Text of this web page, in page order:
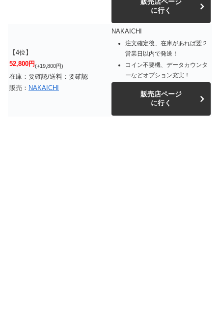
に行く
【4位】
52,800円(+19,800円)
在庫：要確認/送料：要確認
販売： NAKAICHI
NAKAICHI
注文確定後、在庫があれば翌２
営業日以内で発送！
コイン不要機、データカウンタ
ーなどオプション充実！
販売店ページ
に行く